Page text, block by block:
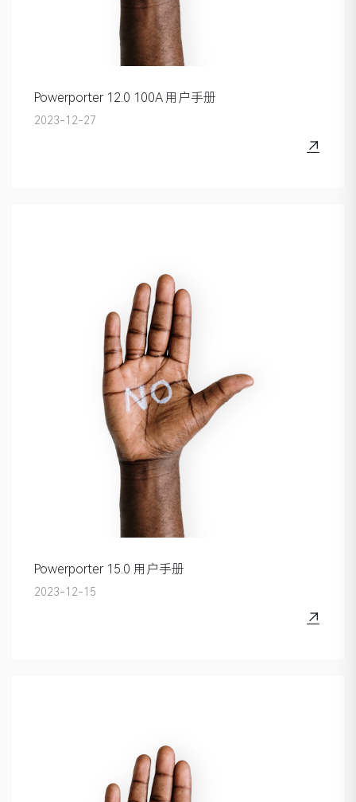
Powerporter 12.0 100A 用户手册
2023-12-27
Powerporter 15.0 用户手册
2023-12-15